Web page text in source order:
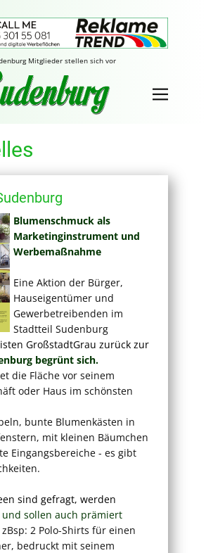
Mitglieder stellen sich vor
Blumenschmuck als
Marketinginstrument und
Werbemaßnahme
Eine Aktion der Bürger,
Hauseigentümer und
Gewerbetreibenden im
Stadtteil Sudenburg
GroßstadtGrau zurück zur
begrünt sich.
die Fläche vor seinem
oder Haus im schönsten
bunte Blumenkästen in
mit kleinen Bäumchen
Eingangsbereiche - es gibt
sind gefragt, werden
sollen auch prämiert
zBsp: 2 Polo-Shirts für einen
bedruckt mit seinem